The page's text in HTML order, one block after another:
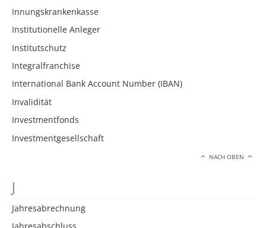
Innungskrankenkasse
Institutionelle Anleger
Institutschutz
Integralfranchise
International Bank Account Number (IBAN)
Invalidität
Investmentfonds
Investmentgesellschaft
NACH OBEN
J
Jahresabrechnung